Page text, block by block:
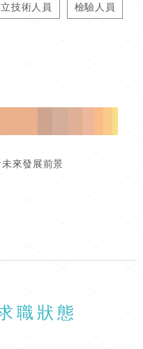
技術人員 檢驗人員
來發展前景
職狀態